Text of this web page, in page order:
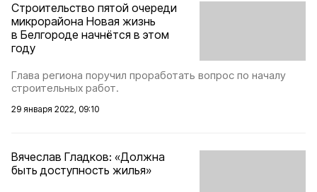
Строительство пятой очереди
микрорайона Новая жизнь
в Белгороде начнётся в этом
году
Глава региона поручил проработать вопрос по началу
строительных работ.
29 января 2022, 09:10
Вячеслав Гладков: «Должна
быть доступность жилья»